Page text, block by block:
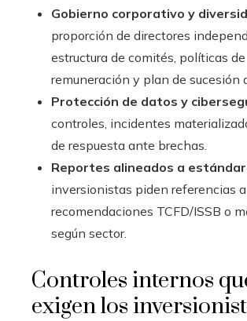
Gobierno corporativo y
proporción de directores
estructura de comités, políticas de
remuneración y plan de sucesión
Protección de datos y
controles, incidentes
de respuesta ante brechas.
Reportes alineados a
inversionistas piden referencias a
recomendaciones TCFD/ISSB o
según sector.
Controles internos
exigen los